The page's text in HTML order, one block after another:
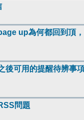
up為何都回到頂，
後可用的提醒待辨事
問題